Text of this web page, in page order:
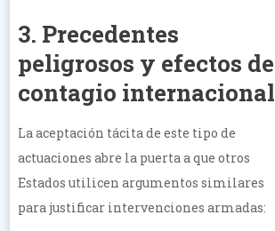
3. Precedentes
peligrosos y efectos de
contagio internacional
La aceptación tácita de este tipo de
actuaciones abre la puerta a que otros
Estados utilicen argumentos similares
para justificar intervenciones armadas: